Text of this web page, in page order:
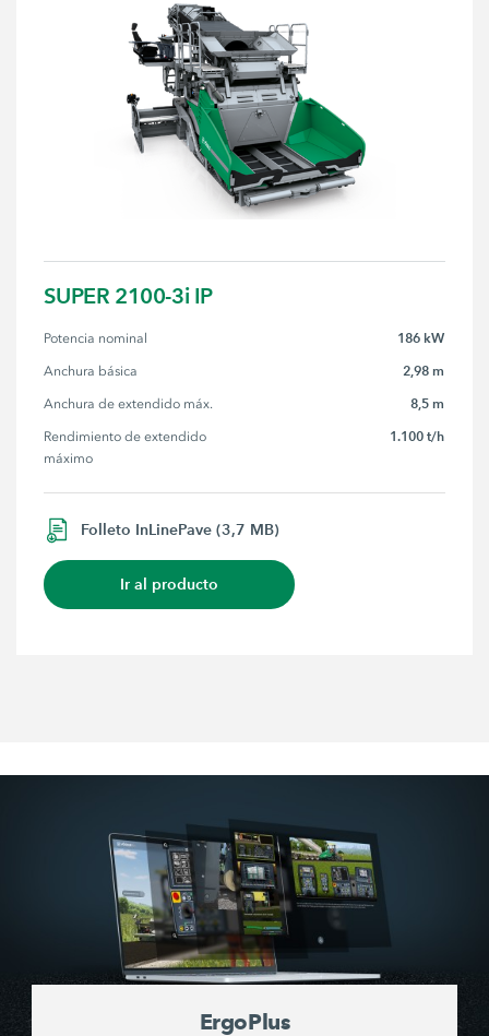
SUPER 2100-3i IP
Potencia nominal 186 kW
Anchura básica 2,98 m
Anchura de extendido máx. 8,5 m
Rendimiento de extendido
máximo
1.100 t/h
Folleto InLinePave (3,7 MB)
Ir al producto
ErgoPlus